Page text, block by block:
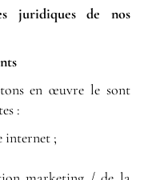
juridiques de nos
en œuvre le sont
:
internet ;